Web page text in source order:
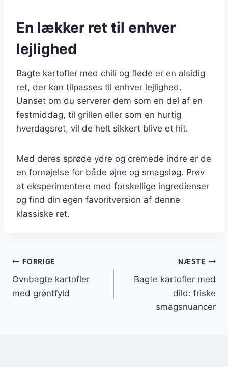
En lækker ret til enhver
lejlighed
Bagte kartofler med chili og fløde er en alsidig
ret, der kan tilpasses til enhver lejlighed.
Uanset om du serverer dem som en del af en
festmiddag, til grillen eller som en hurtig
hverdagsret, vil de helt sikkert blive et hit.
Med deres sprøde ydre og cremede indre er de
en fornøjelse for både øjne og smagsløg. Prøv
at eksperimentere med forskellige ingredienser
og find din egen favoritversion af denne
klassiske ret.
Indlægsnavigation
FORRIGE
Ovnbagte kartofler
med grøntfyld
NÆSTE
Bagte kartofler med
dild: friske
smagsnuancer